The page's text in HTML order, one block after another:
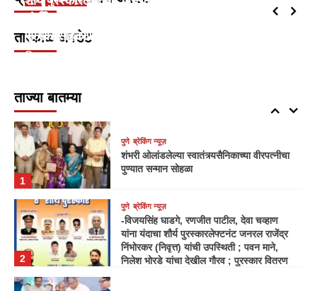
Neelam kulkarni – 8767827717
तात्काळ अपडेट
शंभरी ओलांडलेल्या स्वातंत्र्यसैनिकाच्या वीरपत्नीचा पुण्यात
सन्मान सोहळा
Neelam kulkarni – 8767827717
पुरस्कार वितरण आज (दि.८)
Neelam kulkarni – 8767827717
ताज्या बातम्या
5
1
पुणे ब्रेकिंग न्यूज़
शंभरी ओलांडलेल्या स्वातंत्र्यसैनिकाच्या वीरपत्नीचा
पुण्यात सन्मान सोहळा
2
पुणे ब्रेकिंग न्यूज़
-विजयसिंह घाडगे, रणजीत पाटील, देवा चव्हाण
यांना यंदाचा शौर्य पुरस्कारलेफ्टनंट जनरल राजेंद्र
निंभोरकर (निवृत्त) यांची उपस्थिती ; पवन माने,
निलेश भोरडे यांचा देखील गौरव ; पुरस्कार वितरण